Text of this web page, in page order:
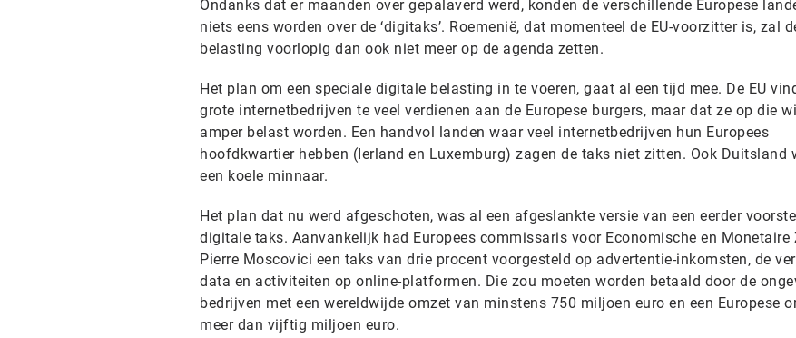
Ondanks dat er maanden over gepalaverd werd, konden de verschillende Europese
niets eens worden over de ‘digitaks’. Roemenië, dat momenteel de EU-voorzitter is, zal
belasting voorlopig dan ook niet meer op de agenda zetten.
Het plan om een speciale digitale belasting in te voeren, gaat al een tijd mee. De EU
grote internetbedrijven te veel verdienen aan de Europese burgers, maar dat ze op die
amper belast worden. Een handvol landen waar veel internetbedrijven hun Europees
hoofdkwartier hebben (Ierland en Luxemburg) zagen de taks niet zitten. Ook Duitsland
een koele minnaar.
Het plan dat nu werd afgeschoten, was al een afgeslankte versie van een eerder
digitale taks. Aanvankelijk had Europees commissaris voor Economische en Monetaire
Pierre Moscovici een taks van drie procent voorgesteld op advertentie-inkomsten, de
data en activiteiten op online-platformen. Die zou moeten worden betaald door de
bedrijven met een wereldwijde omzet van minstens 750 miljoen euro en een Europese
meer dan vijftig miljoen euro.